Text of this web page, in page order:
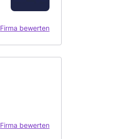
Firma bewerten
Firma bewerten